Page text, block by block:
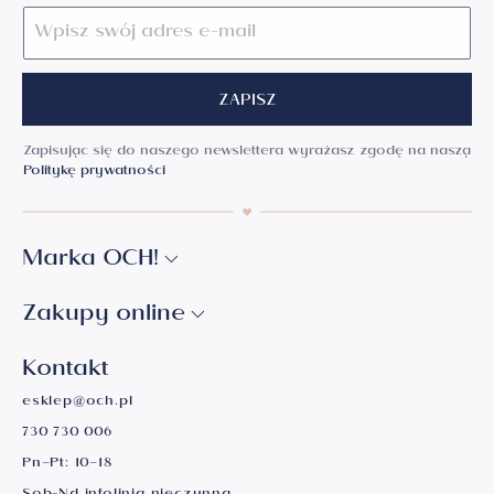
ZAPISZ
Zapisując się do naszego newslettera wyrażasz zgodę na naszą
Politykę prywatności
Marka OCH!
Zakupy online
Kontakt
esklep@och.pl
730 730 006
Pn–Pt: 10–18